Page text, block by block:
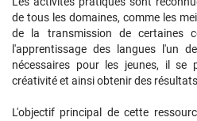
de tous les domaines, comme les
de la transmission de certaines
l'apprentissage des langues l'un
nécessaires pour les jeunes, il se
créativité et ainsi obtenir des
L'objectif principal de cette